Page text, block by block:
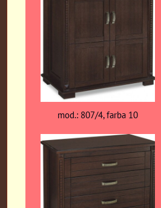
mod.: 807/4, farba 10